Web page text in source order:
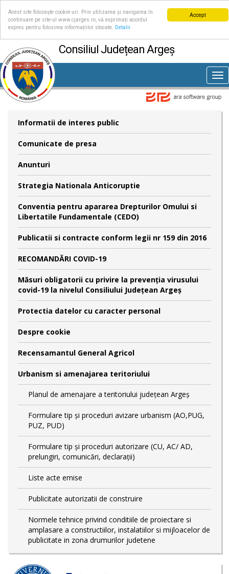
Accept
Acest site folosește cookie-uri. Prin utilizarea și navigarea în
continuare pe site-ul www.cjarges.ro, vă exprimați acordul
expres pentru folosirea informațiilor stocate.
Detalii
Consiliul Județean Argeș
Informatii de interes public
Comunicate de presa
Anunturi
Strategia Nationala Anticoruptie
Conventia pentru apararea Drepturilor Omului si
Libertatile Fundamentale (CEDO)
Publicatii si contracte conform legii nr 159 din 2016
RECOMANDĂRI COVID-19
Măsuri obligatorii cu privire la prevenția virusului
covid-19 la nivelul Consiliului Județean Argeș
Protectia datelor cu caracter personal
Despre cookie
Recensamantul General Agricol
Urbanism si amenajarea teritoriului
Planul de amenajare a teritoriului județean Argeș
Formulare tip și proceduri avizare urbanism (AO,PUG,
PUZ, PUD)
Formulare tip și proceduri autorizare (CU, AC/ AD,
prelungiri, comunicări, declarații)
Liste acte emise
Publicitate autorizatii de construire
Normele tehnice privind conditiile de proiectare si
amplasare a constructiilor, instalatiilor si mijloacelor de
publicitate in zona drumurilor judetene